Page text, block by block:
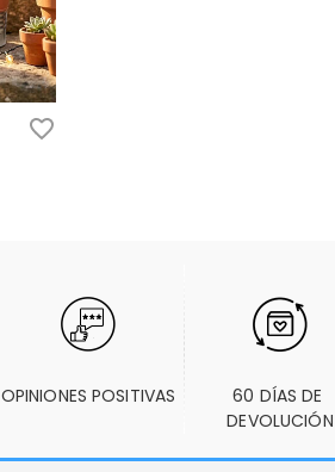
OPINIONES POSITIVAS
60 DÍAS DE
DEVOLUCIÓN